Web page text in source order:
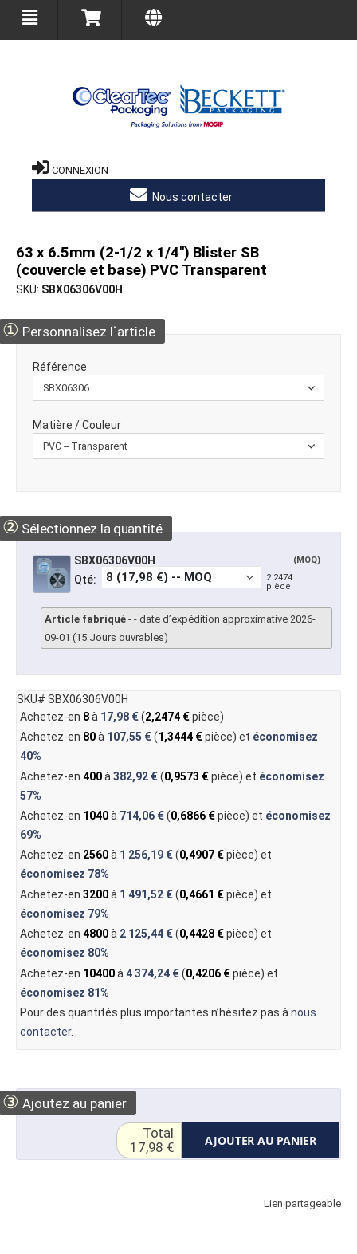
CONNEXION
Nous contacter
63 x 6.5mm (2-1/2 x 1/4") Blister SB
(couvercle et base) PVC Transparent
SKU SBX06306V00H
① Personnalisez l`article
Référence
Matière / Couleur
② Sélectionnez la quantité
SBX06306V00H (MOQ)
Qté:
2.2474
pièce
Article fabriqué - - date d’expédition approximative 2026-
09-01 (15 Jours ouvrables)
SKU# SBX06306V00H
Achetez-en 8à 17,98 €(2,2474 €pièce)
Achetez-en 80à 107,55 €(1,3444 €pièce) et économisez
40%
Achetez-en 400à 382,92 €(0,9573 €pièce) et économisez
57%
Achetez-en 1040à 714,06 €(0,6866 €pièce) et économisez
69%
Achetez-en 2560à 1 256,19 €(0,4907 €pièce) et
économisez 78%
Achetez-en 3200à 1 491,52 €(0,4661 €pièce) et
économisez 79%
Achetez-en 4800à 2 125,44 €(0,4428 €pièce) et
économisez 80%
Achetez-en 10400à 4 374,24 €(0,4206 €pièce) et
économisez 81%
Pour des quantités plus importantes n’hésitez pas à nous
contacter.
③ Ajoutez au panier
AJOUTER AU PANIER
Total
17,98 €
Lien partageable